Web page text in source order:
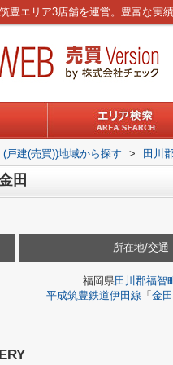
(戸建(売買))地域から探す > 田川
田
所在地/交通
福岡県田川郡福智
平成筑豊鉄道伊田線 「 金田